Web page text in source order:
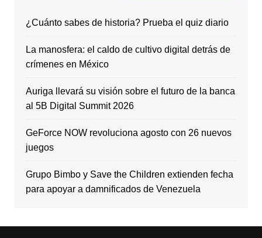
¿Cuánto sabes de historia? Prueba el quiz diario
La manosfera: el caldo de cultivo digital detrás de
crímenes en México
Auriga llevará su visión sobre el futuro de la banca
al 5B Digital Summit 2026
GeForce NOW revoluciona agosto con 26 nuevos
juegos
Grupo Bimbo y Save the Children extienden fecha
para apoyar a damnificados de Venezuela